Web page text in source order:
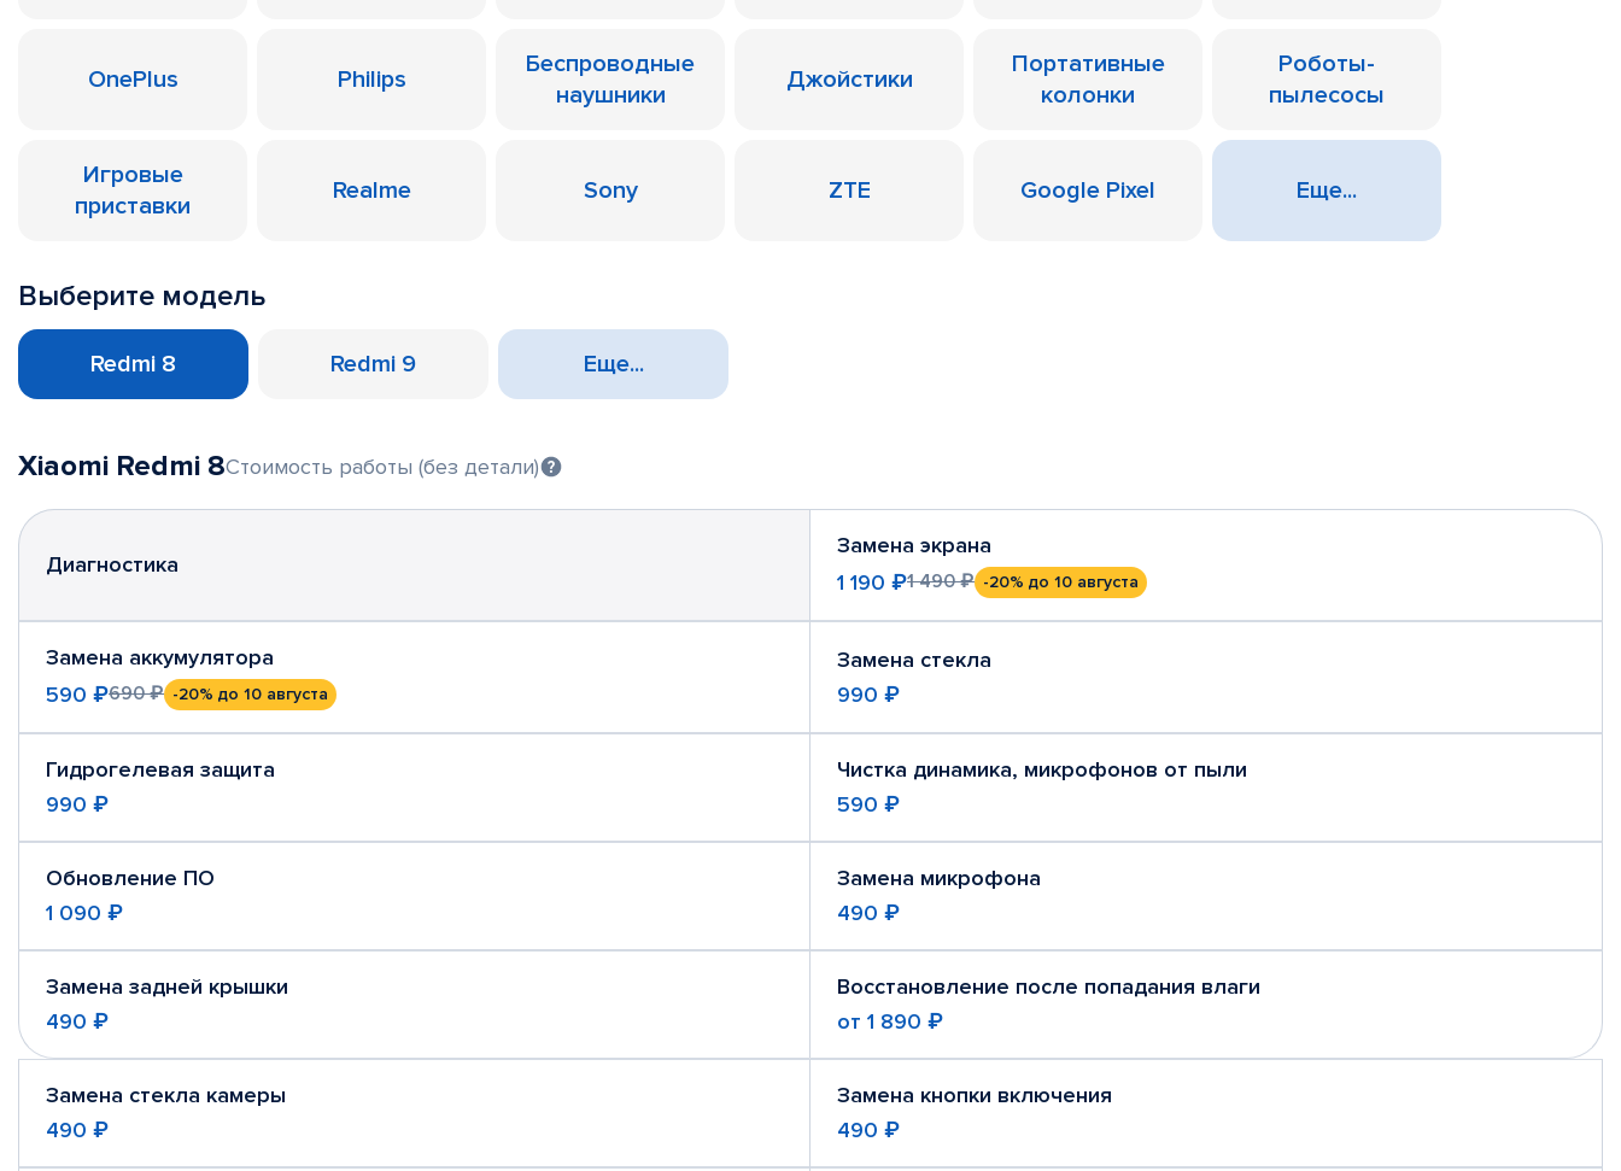
OnePlus Philips
Беспроводные
наушники
Джойстики
Портативные
колонки
Роботы-
пылесосы
Игровые
приставки
Realme Sony ZTE Google Pixel Еще...
Выберите модель
Redmi 8 Redmi 9 Еще...
Xiaomi Redmi 8Стоимость работы (без детали)
Диагностика
Замена экрана
1 190 ₽1 490 ₽ -20% до 10 августа
Замена аккумулятора
590 ₽690 ₽ -20% до 10 августа
Замена стекла
990 ₽
Гидрогелевая защита
990 ₽
Чистка динамика, микрофонов от пыли
590 ₽
Обновление ПО
1 090 ₽
Замена микрофона
490 ₽
Замена задней крышки
490 ₽
Восстановление после попадания влаги
от 1 890 ₽
Замена стекла камеры
490 ₽
Замена кнопки включения
490 ₽